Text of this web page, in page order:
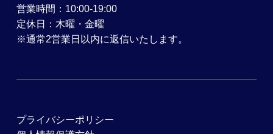
営業時間：10:00-19:00
定休日：木曜・金曜
※通常2営業日以内に返信いたします。
プライバシーポリシー